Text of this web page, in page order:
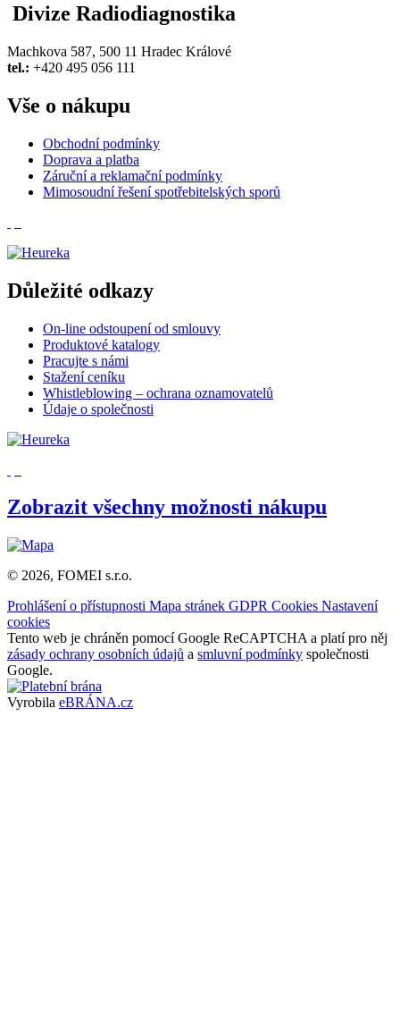
Divize Radiodiagnostika
Machkova 587, 500 11 Hradec Králové
tel.: +420 495 056 111
Vše o nákupu
Obchodní podmínky
Doprava a platba
Záruční a reklamační podmínky
Mimosoudní řešení spotřebitelských sporů
Důležité odkazy
On-line odstoupení od smlouvy
Produktové katalogy
Pracujte s námi
Stažení ceníku
Whistleblowing – ochrana oznamovatelů
Údaje o společnosti
Zobrazit všechny možnosti nákupu
© 2026, FOMEI s.r.o.
Prohlášení o přístupnosti Mapa stránek GDPR Cookies Nastavení
cookies
Tento web je chráněn pomocí Google ReCAPTCHA a platí pro něj
zásady ochrany osobních údajů a smluvní podmínky společnosti
Google.
Vyrobila eBRÁNA.cz